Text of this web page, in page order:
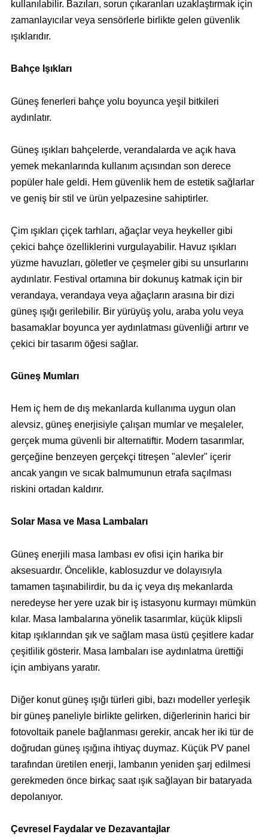
kullanılabilir. Bazıları, sorun çıkaranları uzaklaştırmak için
zamanlayıcılar veya sensörlerle birlikte gelen güvenlik
ışıklarıdır.
Bahçe Işıkları
Güneş fenerleri bahçe yolu boyunca yeşil bitkileri
aydınlatır.
Güneş ışıkları bahçelerde, verandalarda ve açık hava
yemek mekanlarında kullanım açısından son derece
popüler hale geldi. Hem güvenlik hem de estetik sağlarlar
ve geniş bir stil ve ürün yelpazesine sahiptirler.
Çim ışıkları çiçek tarhları, ağaçlar veya heykeller gibi
çekici bahçe özelliklerini vurgulayabilir. Havuz ışıkları
yüzme havuzları, göletler ve çeşmeler gibi su unsurlarını
aydınlatır. Festival ortamına bir dokunuş katmak için bir
verandaya, verandaya veya ağaçların arasına bir dizi
güneş ışığı gerilebilir. Bir yürüyüş yolu, araba yolu veya
basamaklar boyunca yer aydınlatması güvenliği artırır ve
çekici bir tasarım öğesi sağlar.
Güneş Mumları
Hem iç hem de dış mekanlarda kullanıma uygun olan
alevsiz, güneş enerjisiyle çalışan mumlar ve meşaleler,
gerçek muma güvenli bir alternatiftir. Modern tasarımlar,
gerçeğine benzeyen gerçekçi titreşen "alevler" içerir
ancak yangın ve sıcak balmumunun etrafa saçılması
riskini ortadan kaldırır.
Solar Masa ve Masa Lambaları
Güneş enerjili masa lambası ev ofisi için harika bir
aksesuardır. Öncelikle, kablosuzdur ve dolayısıyla
tamamen taşınabilirdir, bu da iç veya dış mekanlarda
neredeyse her yere uzak bir iş istasyonu kurmayı mümkün
kılar. Masa lambalarına yönelik tasarımlar, küçük klipsli
kitap ışıklarından şık ve sağlam masa üstü çeşitlere kadar
çeşitlilik gösterir. Masa lambaları ise aydınlatma ürettiği
için ambiyans yaratır.
Diğer konut güneş ışığı türleri gibi, bazı modeller yerleşik
bir güneş paneliyle birlikte gelirken, diğerlerinin harici bir
fotovoltaik panele bağlanması gerekir, ancak her iki tür de
doğrudan güneş ışığına ihtiyaç duymaz. Küçük PV panel
tarafından üretilen enerji, lambanın yeniden şarj edilmesi
gerekmeden önce birkaç saat ışık sağlayan bir bataryada
depolanıyor.
Çevresel Faydalar ve Dezavantajlar